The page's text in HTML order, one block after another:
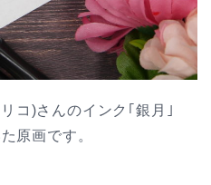
コ)さんのインク｢銀月｣
原画です。